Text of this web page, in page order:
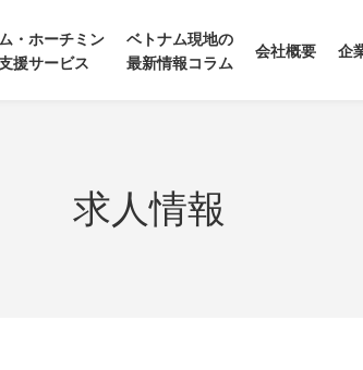
・ホーチミン
援サービス
ベトナム現地の
最新情報コラム
会社概要 企
求人情報